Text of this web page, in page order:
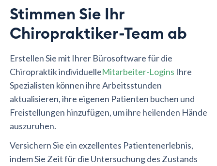
Stimmen Sie Ihr
Chiropraktiker-Team ab
Erstellen Sie mit Ihrer Bürosoftware für die
Chiropraktik individuelleMitarbeiter-Logins Ihre
Spezialisten können ihre Arbeitsstunden
aktualisieren, ihre eigenen Patienten buchen und
Freistellungen hinzufügen, um ihre heilenden Hände
auszuruhen.
Versichern Sie ein exzellentes Patientenerlebnis,
indem Sie Zeit für die Untersuchung des Zustands